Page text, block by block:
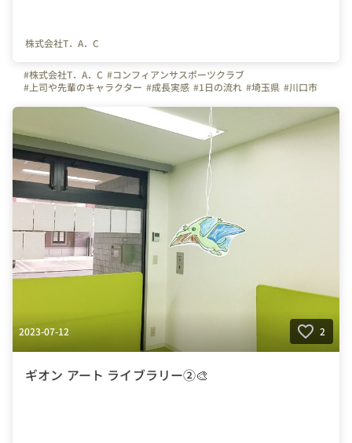
株式会社T．A．C
#株式会社T．A．C #コンフィアンサスポーツクラブ
#上司や先輩のキャラクター #成長実感 #1日の流れ #埼玉県 #川口市
#スポーツインストラクター
#体操の先生 #幼児体育
2023-07-12 2
ギオン アート ライブラリー②🎨